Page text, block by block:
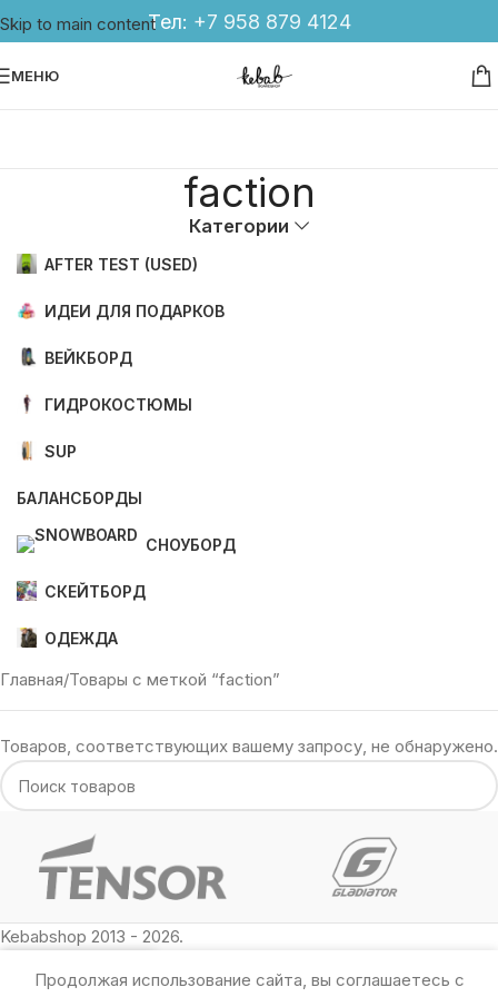
Skip to main contentТел: +7 958 879 4124
МЕНЮ
faction
Категории
AFTER TEST (USED)
ИДЕИ ДЛЯ ПОДАРКОВ
ВЕЙКБОРД
ГИДРОКОСТЮМЫ
SUP
БАЛАНСБОРДЫ
СНОУБОРД
СКЕЙТБОРД
ОДЕЖДА
Главная Товары с меткой “faction”
Товаров, соответствующих вашему запросу, не обнаружено.
Kebabshop 2013 - 2026.
Продолжая использование сайта, вы соглашаетесь с